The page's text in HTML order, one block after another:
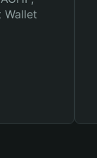
Wallet